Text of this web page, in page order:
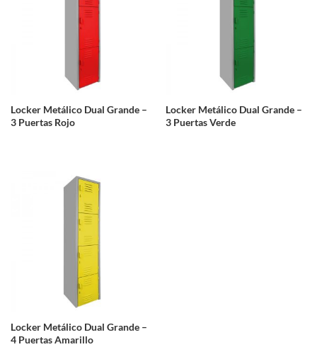
Locker Metálico Dual Grande –
3 Puertas Rojo
Locker Metálico Dual Grande –
3 Puertas Verde
Locker Metálico Dual Grande –
4 Puertas Amarillo